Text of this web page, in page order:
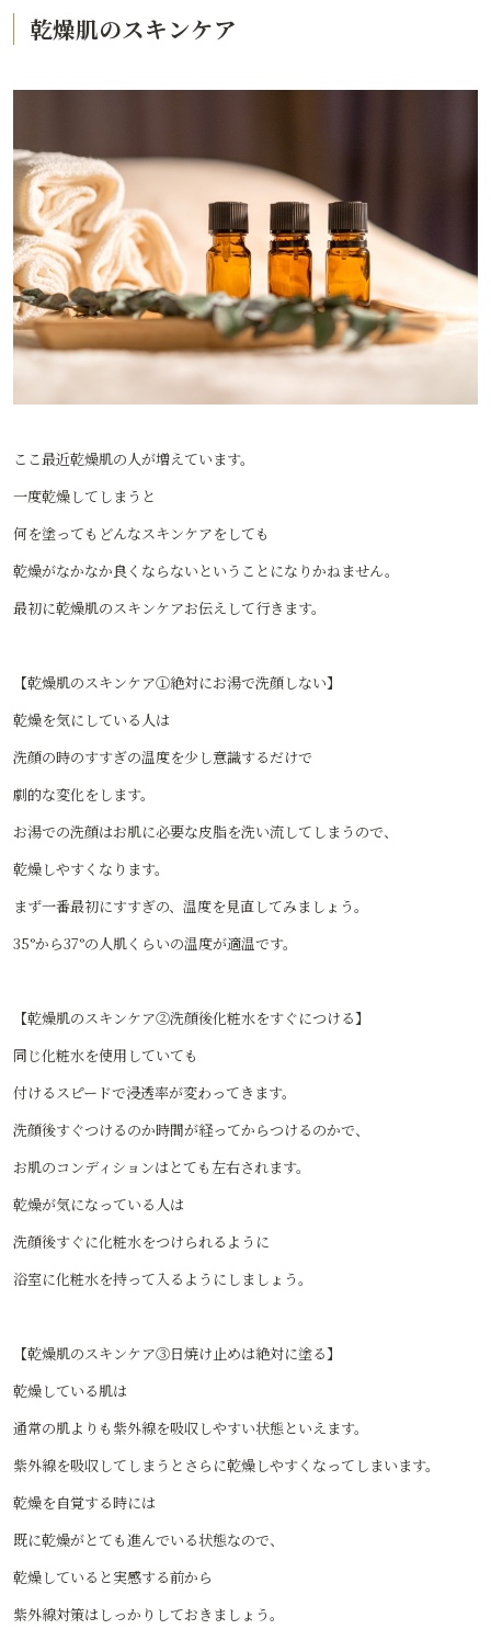
乾燥肌のスキンケア
ここ最近乾燥肌の人が増えています。
一度乾燥してしまうと
何を塗ってもどんなスキンケアをしても
乾燥がなかなか良くならないということになりかねません。
最初に乾燥肌のスキンケアお伝えして行きます。
【乾燥肌のスキンケア①絶対にお湯で洗顔しない】
乾燥を気にしている人は
洗顔の時のすすぎの温度を少し意識するだけで
劇的な変化をします。
お湯での洗顔はお肌に必要な皮脂を洗い流してしまうので、
乾燥しやすくなります。
まず一番最初にすすぎの、温度を見直してみましょう。
35°から37°の人肌くらいの温度が適温です。
【乾燥肌のスキンケア②洗顔後化粧水をすぐにつける】
同じ化粧水を使用していても
付けるスピードで浸透率が変わってきます。
洗顔後すぐつけるのか時間が経ってからつけるのかで、
お肌のコンディションはとても左右されます。
乾燥が気になっている人は
洗顔後すぐに化粧水をつけられるように
浴室に化粧水を持って入るようにしましょう。
【乾燥肌のスキンケア③日焼け止めは絶対に塗る】
乾燥している肌は
通常の肌よりも紫外線を吸収しやすい状態といえます。
紫外線を吸収してしまうとさらに乾燥しやすくなってしまいます。
乾燥を自覚する時には
既に乾燥がとても進んでいる状態なので、
乾燥していると実感する前から
紫外線対策はしっかりしておきましょう。